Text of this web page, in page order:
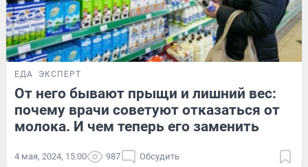
ЕДА ЭКСПЕРТ
От него бывают прыщи и лишний вес:
почему врачи советуют отказаться от
молока. И чем теперь его заменить
4 мая, 2024, 15:00 987 Обсудить